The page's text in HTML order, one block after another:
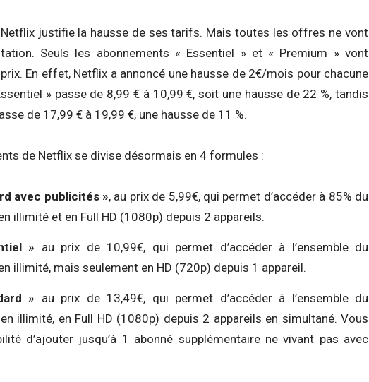
Netflix justifie la hausse de ses tarifs. Mais toutes les offres ne vont
Seuls les abonnements « Essentiel » et « Premium » vont
En effet, Netflix a annoncé une hausse de 2€/mois pour chacune
» passe de 8,99 € à 10,99 €, soit une hausse de 22 %, tandis
de 17,99 € à 19,99 €, une hausse de 11 %.
de Netflix se divise désormais en 4 formules :
avec publicités », au prix de 5,99€, qui permet d’accéder à 85% du
illimité et en Full HD (1080p) depuis 2 appareils.
» au prix de 10,99€, qui permet d’accéder à l’ensemble du
illimité, mais seulement en HD (720p) depuis 1 appareil.
» au prix de 13,49€, qui permet d’accéder à l’ensemble du
illimité, en Full HD (1080p) depuis 2 appareils en simultané. Vous
d’ajouter jusqu’à 1 abonné supplémentaire ne vivant pas avec